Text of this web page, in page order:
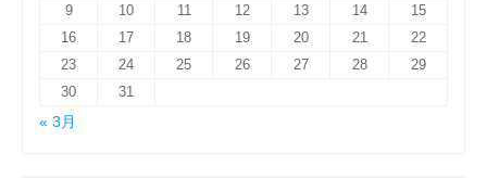
9
10 11 12 13 14
15
16
17 18 19 20 21
22
23
24 25 26 27 28
29
30
31
« 3月